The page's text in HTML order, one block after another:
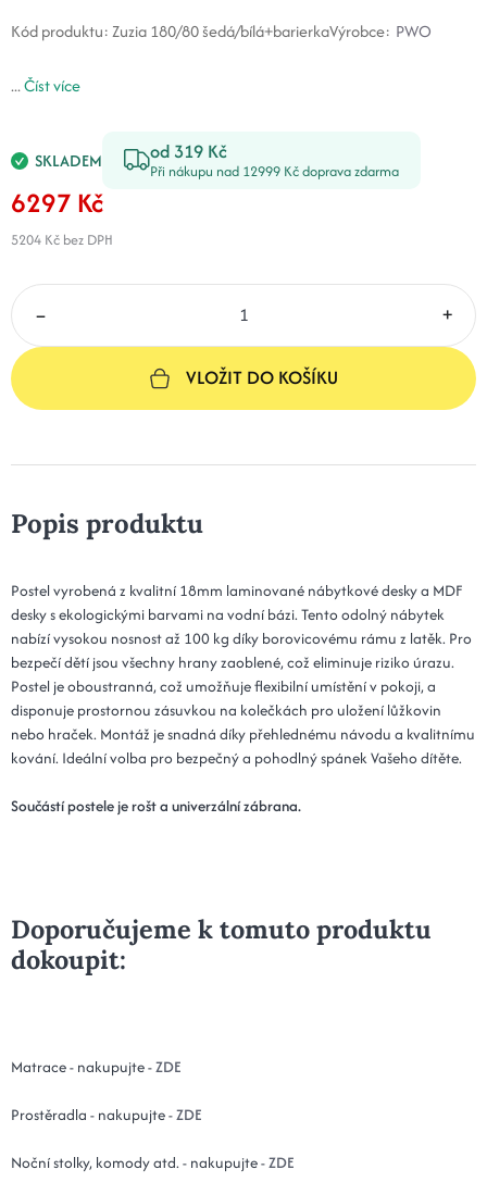
Kód produktu:Zuzia 180/80 šedá/bílá+barierkaVýrobce: PWO
...Číst více
SKLADEM od 319 Kč
Při nákupu nad 12999 Kč doprava zdarma
6297 Kč
5204 Kč bez DPH
– +
VLOŽIT DO KOŠÍKU
Popis produktu
Postel vyrobená z kvalitní 18mm laminované nábytkové desky a MDF
desky s ekologickými barvami na vodní bázi. Tento odolný nábytek
nabízí vysokou nosnost až 100 kg díky borovicovému rámu z latěk. Pro
bezpečí dětí jsou všechny hrany zaoblené, což eliminuje riziko úrazu.
Postel je oboustranná, což umožňuje flexibilní umístění v pokoji, a
disponuje prostornou zásuvkou na kolečkách pro uložení lůžkovin
nebo hraček. Montáž je snadná díky přehlednému návodu a kvalitnímu
kování. Ideální volba pro bezpečný a pohodlný spánek Vašeho dítěte.
Součástí postele je rošt a univerzální zábrana.
Doporučujeme k tomuto produktu
dokoupit:
Matrace - nakupujte -ZDE
Prostěradla - nakupujte -ZDE
Noční stolky, komody atd. - nakupujte -ZDE